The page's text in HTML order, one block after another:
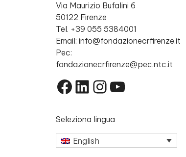
Via Maurizio Bufalini 6
50122 Firenze
Tel. +39 055 5384001
Email: info@fondazionecrfirenze.it
Pec:
fondazionecrfirenze@pec.ntc.it
Facebook
LinkedIn
Instagram
YouTube
Seleziona lingua
English